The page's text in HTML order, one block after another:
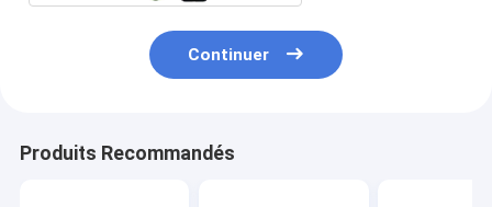
Continuer
Produits Recommandés